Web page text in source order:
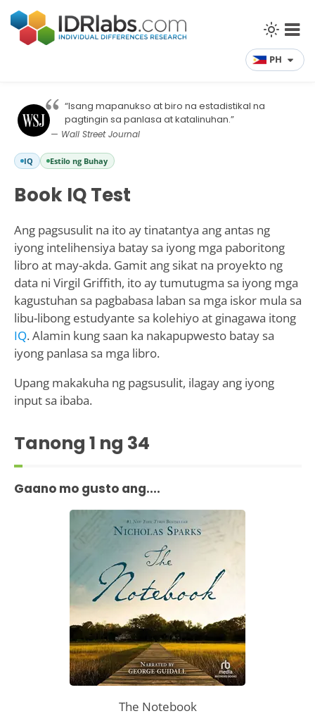
PH
“Isang mapanukso at biro na estadistikal na
pagtingin sa panlasa at katalinuhan.”
— Wall Street Journal
IQ Estilo ng Buhay
Book IQ Test
Ang pagsusulit na ito ay tinatantya ang antas ng
iyong intelihensiya batay sa iyong mga paboritong
libro at may-akda. Gamit ang sikat na proyekto ng
data ni Virgil Griffith, ito ay tumutugma sa iyong mga
kagustuhan sa pagbabasa laban sa mga iskor mula sa
libu-libong estudyante sa kolehiyo at ginagawa itong
IQ. Alamin kung saan ka nakapupwesto batay sa
iyong panlasa sa mga libro.
Upang makakuha ng pagsusulit, ilagay ang iyong
input sa ibaba.
Tanong 1 ng 34
Gaano mo gusto ang....
The Notebook